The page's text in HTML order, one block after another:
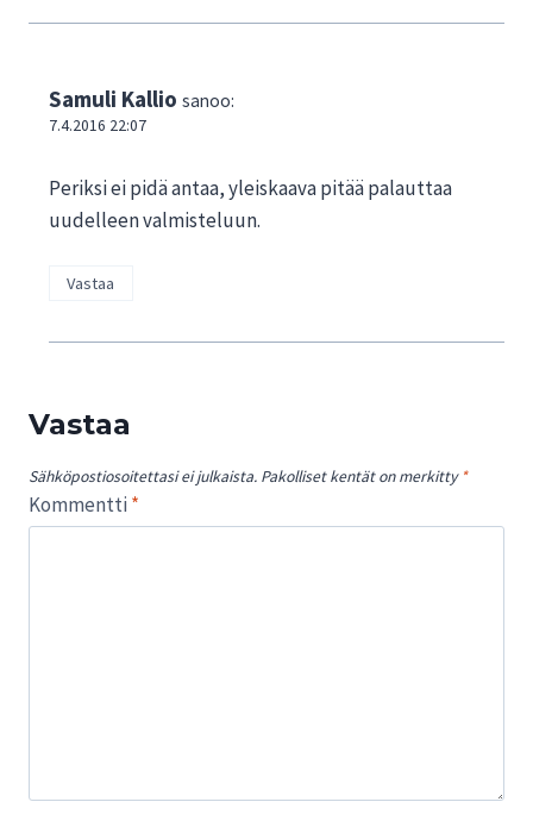
Samuli Kallio sanoo:
7.4.2016 22:07
Periksi ei pidä antaa, yleiskaava pitää palauttaa
uudelleen valmisteluun.
Vastaa
Vastaa
Sähköpostiosoitettasi ei julkaista. Pakolliset kentät on merkitty *
Kommentti *